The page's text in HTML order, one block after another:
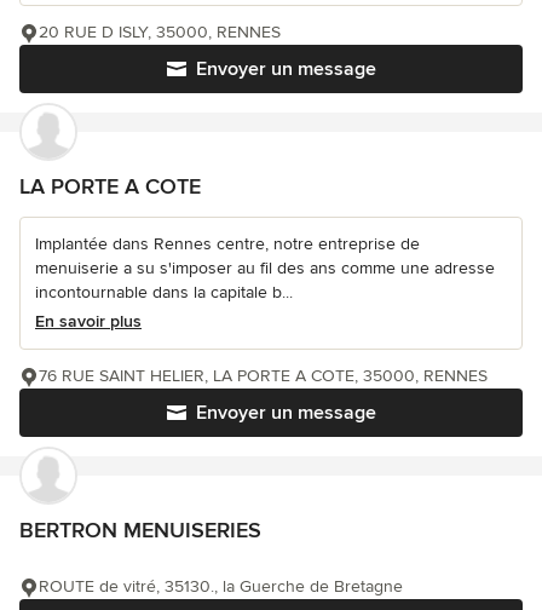
Envoyer un message
20 RUE D ISLY, 35000, RENNES
LA PORTE A COTE
Implantée dans Rennes centre, notre entreprise de
menuiserie a su s'imposer au fil des ans comme une adresse
incontournable dans la capitale b...
En savoir plus
Envoyer un message
76 RUE SAINT HELIER, LA PORTE A COTE, 35000, RENNES
BERTRON MENUISERIES
ROUTE de vitré, 35130., la Guerche de Bretagne